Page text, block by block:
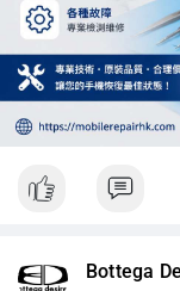
Bottega